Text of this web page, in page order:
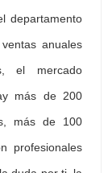
departamento
anuales
el mercado
más de 200
más de 100
profesionales